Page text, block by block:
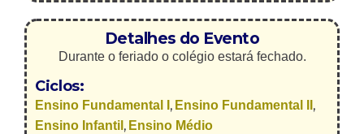
Detalhes do Evento
Durante o feriado o colégio estará fechado.
Ciclos:
Ensino Fundamental I , Ensino Fundamental II ,
Ensino Infantil , Ensino Médio